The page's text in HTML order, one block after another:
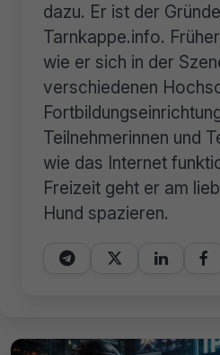
dazu. Er ist der
Tarnkappe.info.
wie er sich in der
verschiedenen
Teilnehmerinnen und
wie das Internet
Freizeit geht er am
Hund spazieren.
   